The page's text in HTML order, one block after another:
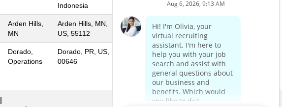
Indonesia
Arden Hills,
MN
Arden Hills, MN,
US, 55112
Dorado,
Operations
Dorado, PR, US,
00646